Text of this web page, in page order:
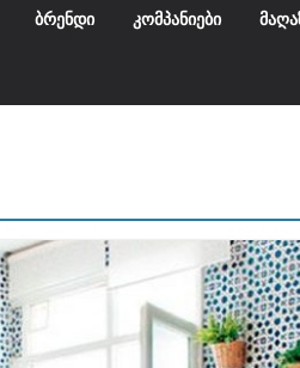
ᲑᲠᲔᲜᲓᲘ ᲙᲝᲛᲞᲐᲜᲘᲔᲑᲘ